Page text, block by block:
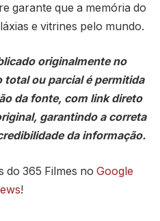
garante que a memória do
e vitrines pelo mundo.
originalmente no
total ou parcial é permitida
da fonte, com link direto
garantindo a correta
da informação.
do 365 Filmes no Google
!